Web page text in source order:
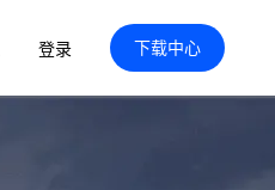
登录 下载中心